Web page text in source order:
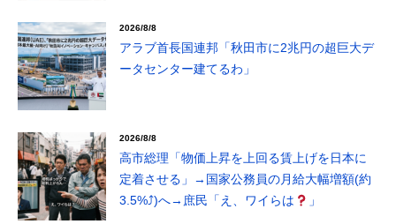
2026/8/8
アラブ首長国連邦「秋田市に2兆円の超巨大デ
ータセンター建てるわ」
2026/8/8
高市総理「物価上昇を上回る賃上げを日本に
定着させる」→国家公務員の月給大幅増額(約
3.5%⤴)へ→庶民「え、ワイらは
」